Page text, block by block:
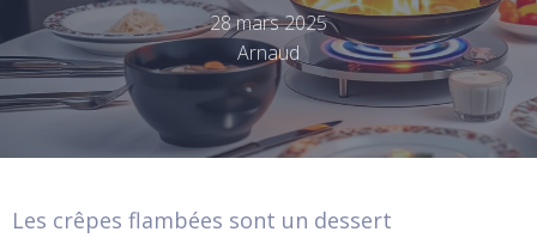
28 mars 2025
Arnaud
Les crêpes flambées sont un dessert